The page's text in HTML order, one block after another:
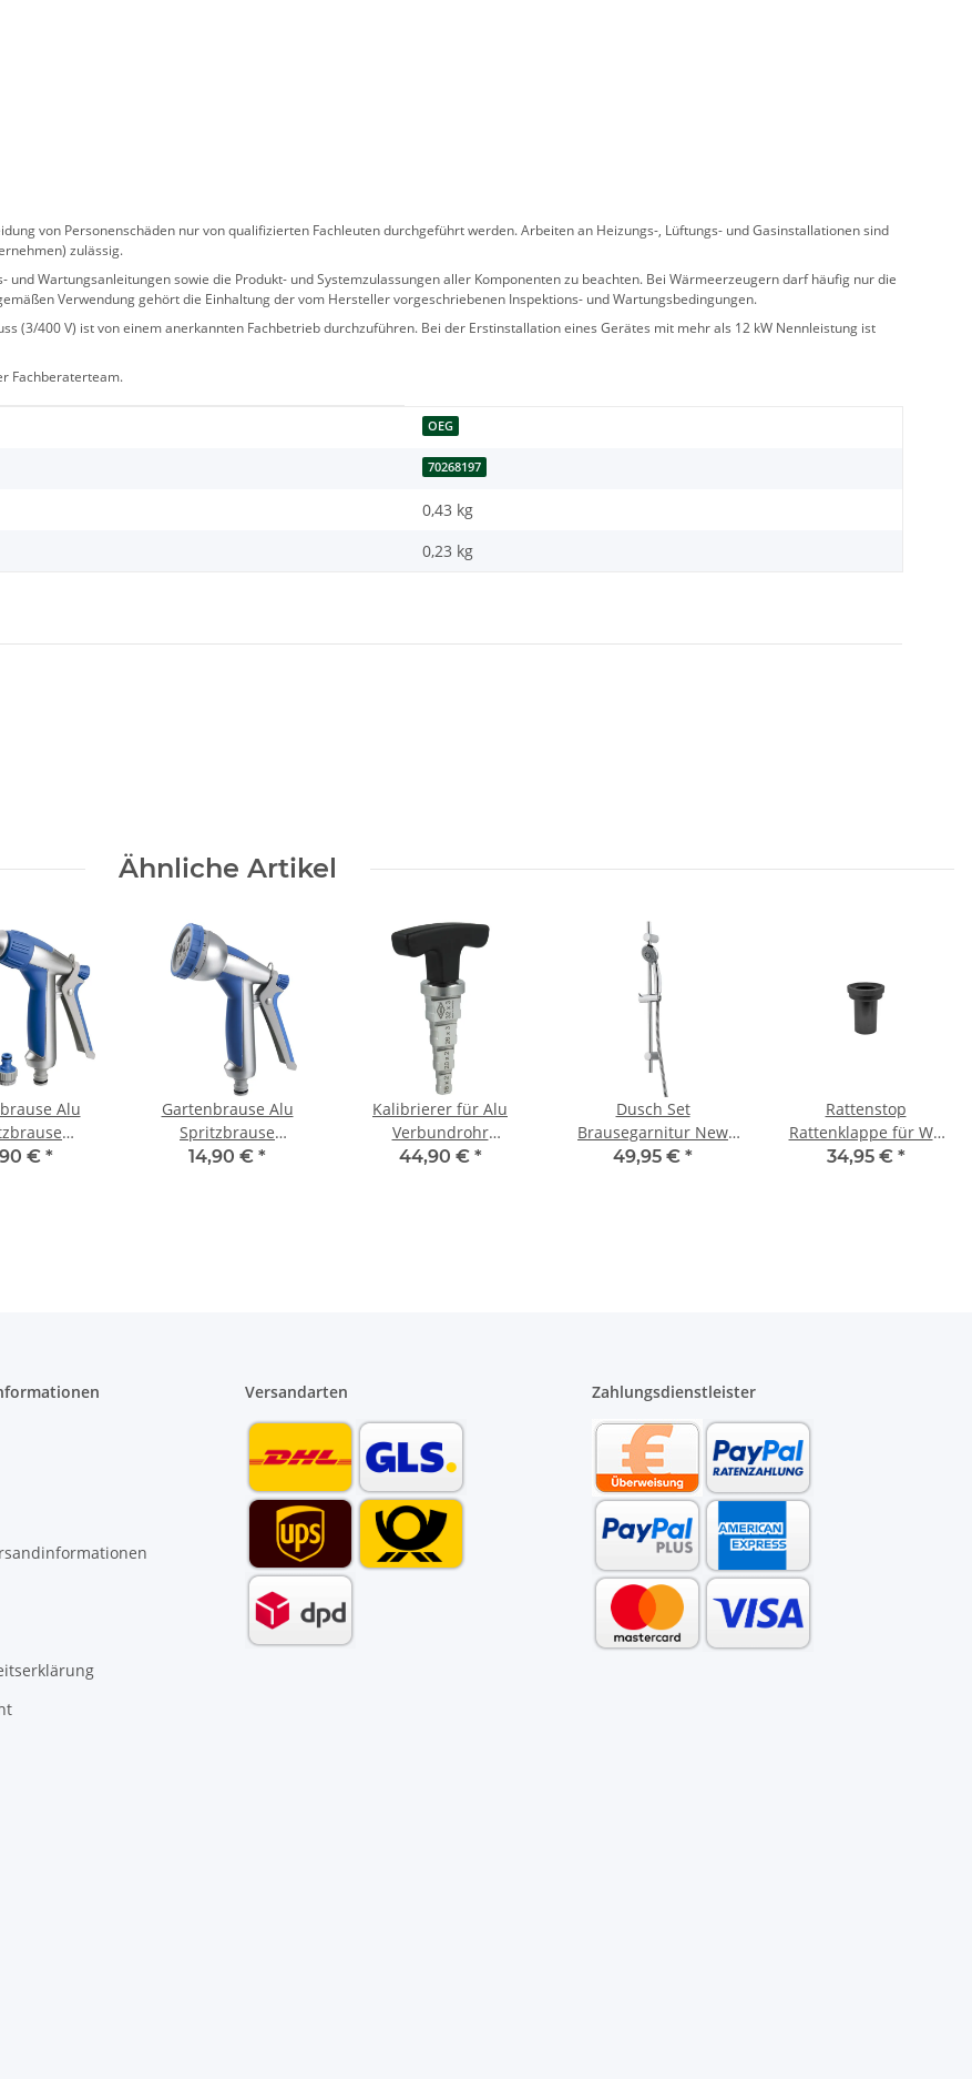
von Personenschäden nur von qualifizierten Fachleuten durchgeführt werden. Arbeiten an Heizungs-, Lüftungs- und Gasinstallationen sind
zulässig.
Wartungsanleitungen sowie die Produkt- und Systemzulassungen aller Komponenten zu beachten. Bei Wärmeerzeugern darf häufig nur die
Verwendung gehört die Einhaltung der vom Hersteller vorgeschriebenen Inspektions- und Wartungsbedingungen.
(3/400 V) ist von einem anerkannten Fachbetrieb durchzuführen. Bei der Erstinstallation eines Gerätes mit mehr als 12 kW Nennleistung ist
Fachberaterteam.
OEG
70268197
0,43 kg
0,23 kg
Ähnliche Artikel
Alu
stufenlos
€ *
Gartenbrause Alu
Spritzbrause
Sprühpistole 8 fach
14,90 € *
Kalibrierer für Alu
Verbundrohr
Kunststoffrohr 16 bis
44,90 € *
Dusch Set
Brausegarnitur New
Cento verchromt mit
49,95 € *
Rattenstop
Rattenklappe für WC
Anschlussgarnitur DN
34,95 € *
Versandarten Zahlungsdienstleister